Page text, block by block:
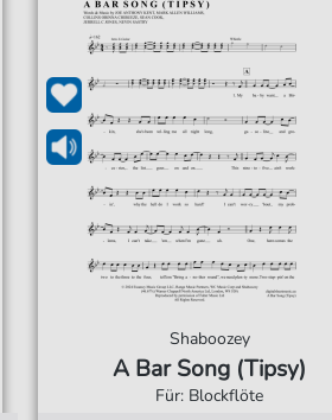
Shaboozey
A Bar Song (Tipsy)
Für: Blockflöte